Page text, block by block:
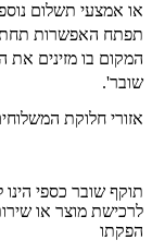
או אמצעי תשלום
המקום בו מזינים את
שובר'.
אזורי חלוקת
הפקתו